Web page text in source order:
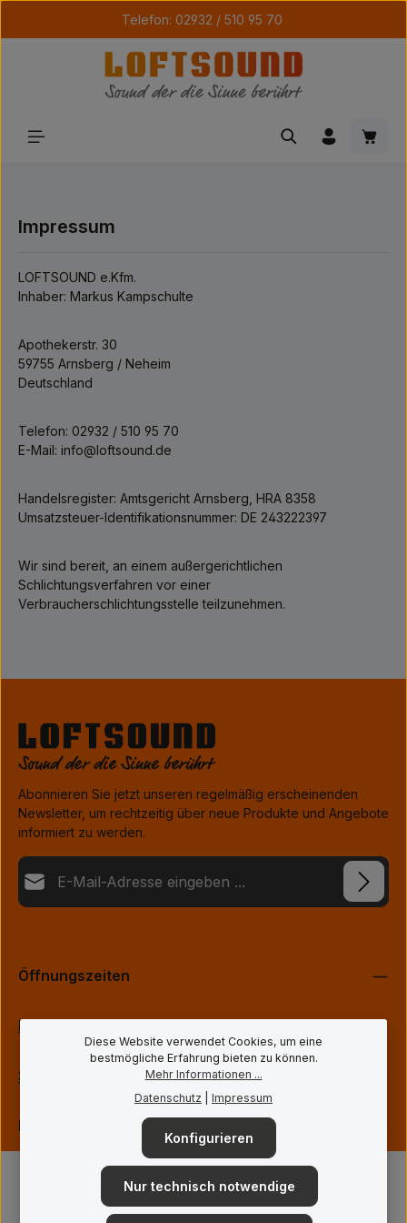
Zum Hauptinhalt springenTelefon: 02932 / 510 95 70
Impressum
LOFTSOUND e.Kfm.
Inhaber: Markus Kampschulte
Apothekerstr. 30
59755 Arnsberg / Neheim
Deutschland
Telefon: 02932 / 510 95 70
E-Mail: info@loftsound.de
Handelsregister: Amtsgericht Arnsberg, HRA 8358
Umsatzsteuer-Identifikationsnummer: DE 243222397
Wir sind bereit, an einem außergerichtlichen
Schlichtungsverfahren vor einer
Verbraucherschlichtungsstelle teilzunehmen.
Abonnieren Sie jetzt unseren regelmäßig erscheinenden
Newsletter, um rechtzeitig über neue Produkte und Angebote
informiert zu werden.
E-Mail-Adresse*
genommen und die
einverstanden.
Öffnungszeiten
Informationen
Service
Folge uns
Diese Website verwendet Cookies, um eine
bestmögliche Erfahrung bieten zu können.
Mehr Informationen ...
Datenschutz
Impressum
Nur technisch notwendige
Konfigurieren